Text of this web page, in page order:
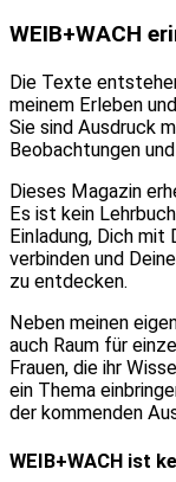
WEIB+WACH
Die Texte
meinem Erleben
Sie sind Ausdruck
Beobachtungen
Dieses Magazin
Es ist kein
Einladung, Dich mit
verbinden und
zu entdecken.
Neben meinen
auch Raum für
Frauen, die ihr
ein Thema
der kommenden
WEIB+WACH ist